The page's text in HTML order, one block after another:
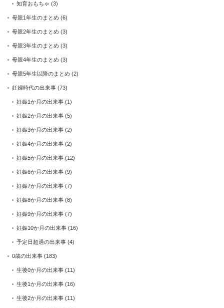
知育おもちゃ (3)
母親1年生のまとめ (6)
母親2年生のまとめ (3)
母親3年生のまとめ (3)
母親4年生のまとめ (3)
母親5年生以降のまとめ (2)
妊婦時代の出来事 (73)
妊娠1か月の出来事 (1)
妊娠2か月の出来事 (5)
妊娠3か月の出来事 (2)
妊娠4か月の出来事 (2)
妊娠5か月の出来事 (12)
妊娠6か月の出来事 (9)
妊娠7か月の出来事 (7)
妊娠8か月の出来事 (8)
妊娠9か月の出来事 (7)
妊娠10か月の出来事 (16)
予定日超過の出来事 (4)
0歳の出来事 (183)
生後0か月の出来事 (11)
生後1か月の出来事 (16)
生後2か月の出来事 (11)